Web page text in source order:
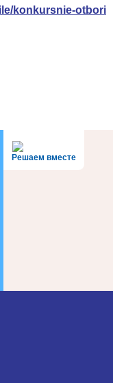
konkursnie-otbori
Решаем вместе